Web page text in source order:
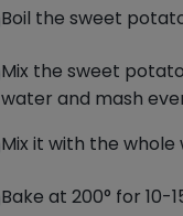
Boil the sweet
Mix the sweet
water and mash
Mix it with the
Bake at 200° for 10-